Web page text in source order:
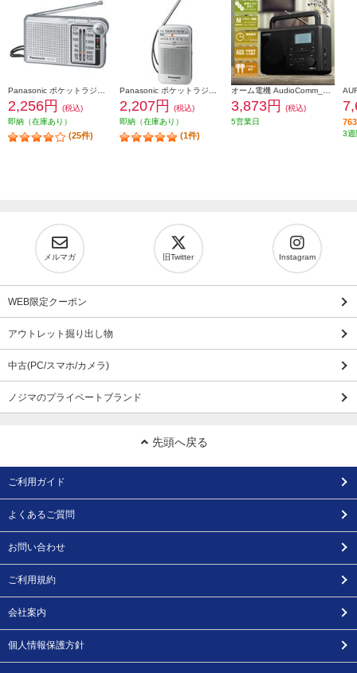
2,256円
(税込)
即納（在庫あり）
(25件)
2,207円
(税込)
即納（在庫あり）
(1件)
3,873円
(税込)
5営業日
3週
メルマガ 旧Twitter Instagram
WEB限定クーポン
アウトレット掘り出し物
中古(PC/スマホ/カメラ)
ノジマのプライベートブランド
先頭へ戻る
ご利用ガイド
よくあるご質問
お問い合わせ
ご利用規約
会社案内
個人情報保護方針